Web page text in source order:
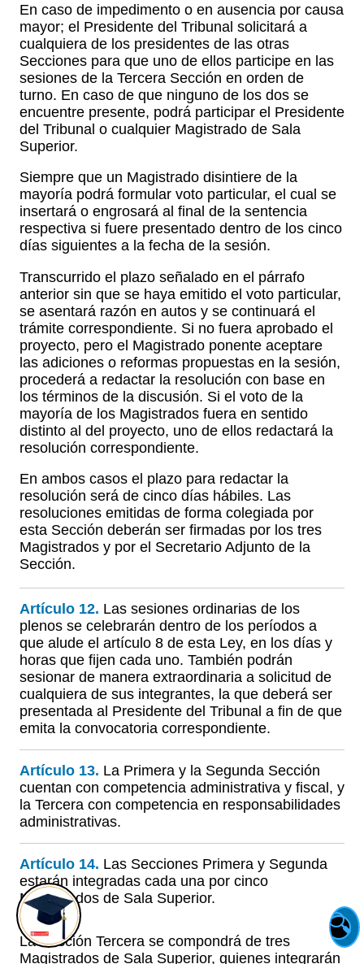
🔍
En caso de impedimento o en ausencia por causa
mayor; el Presidente del Tribunal solicitará a
cualquiera de los presidentes de las otras
Secciones para que uno de ellos participe en las
sesiones de la Tercera Sección en orden de
turno. En caso de que ninguno de los dos se
encuentre presente, podrá participar el Presidente
del Tribunal o cualquier Magistrado de Sala
Superior.
Siempre que un Magistrado disintiere de la
mayoría podrá formular voto particular, el cual se
insertará o engrosará al final de la sentencia
respectiva si fuere presentado dentro de los cinco
días siguientes a la fecha de la sesión.
Transcurrido el plazo señalado en el párrafo
anterior sin que se haya emitido el voto particular,
se asentará razón en autos y se continuará el
trámite correspondiente. Si no fuera aprobado el
proyecto, pero el Magistrado ponente aceptare
las adiciones o reformas propuestas en la sesión,
procederá a redactar la resolución con base en
los términos de la discusión. Si el voto de la
mayoría de los Magistrados fuera en sentido
distinto al del proyecto, uno de ellos redactará la
resolución correspondiente.
En ambos casos el plazo para redactar la
resolución será de cinco días hábiles. Las
resoluciones emitidas de forma colegiada por
esta Sección deberán ser firmadas por los tres
Magistrados y por el Secretario Adjunto de la
Sección.
Artículo 12. Las sesiones ordinarias de los
plenos se celebrarán dentro de los períodos a
que alude el artículo 8 de esta Ley, en los días y
horas que fijen cada uno. También podrán
sesionar de manera extraordinaria a solicitud de
cualquiera de sus integrantes, la que deberá ser
presentada al Presidente del Tribunal a fin de que
emita la convocatoria correspondiente.
Artículo 13. La Primera y la Segunda Sección
cuentan con competencia administrativa y fiscal, y
la Tercera con competencia en responsabilidades
administrativas.
Artículo 14. Las Secciones Primera y Segunda
estarán integradas cada una por cinco
Magistrados de Sala Superior.
La Sección Tercera se compondrá de tres
Magistrados de Sala Superior, quienes integrarán